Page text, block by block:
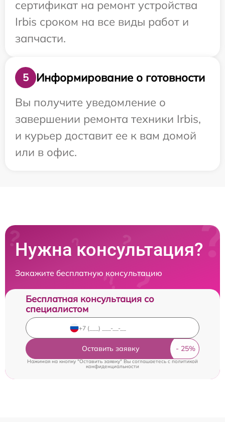
сертификат на ремонт устройства
Irbis сроком на все виды работ и
запчасти.
5
Информирование о готовности
Вы получите уведомление о
завершении ремонта техники Irbis,
и курьер доставит ее к вам домой
или в офис.
Нужна консультация?
Закажите бесплатную консультацию
Бесплатная консультация со
специалистом
Оставить заявку
Нажимая на кнопку "Оставить заявку" Вы соглашаетесь c политикой
конфиденциальности